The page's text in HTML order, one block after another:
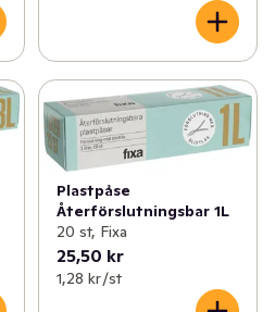
Plastpåse
Återförslutningsbar 1L
20 st, Fixa
25,50 kr
1,28 kr /st